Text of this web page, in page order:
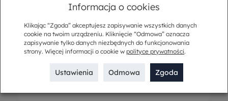
Sztućce
Informacja o cookies
Klikając “Zgoda” akceptujesz zapisywanie wszystkich danych
cookie na twoim urządzeniu. Kliknięcie “Odmowa” oznacza
zapisywanie tylko danych niezbędnych do funkcjonowania
strony. Więcej informacji o cookie w polityce prywatności.
Ustawienia Odmowa Zgoda